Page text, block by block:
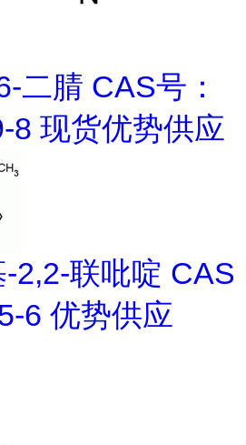
二腈 CAS号：
8 现货优势供应
2,2-联吡啶 CAS
6 优势供应